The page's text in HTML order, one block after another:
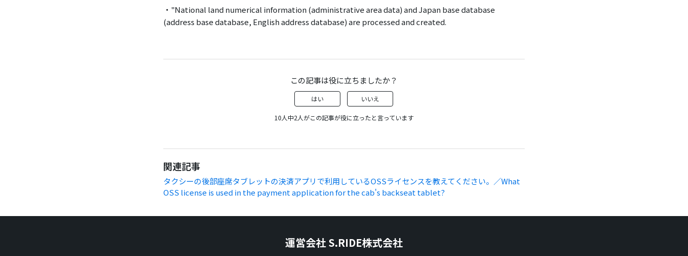
・"National land numerical information (administrative area data) and Japan base database
(address base database, English address database) are processed and created.
この記事は役に立ちましたか？
はい いいえ
10人中2人がこの記事が役に立ったと言っています
関連記事
タクシーの後部座席タブレットの決済アプリで利用しているOSSライセンスを教えてください。／What
OSS license is used in the payment application for the cab's backseat tablet?
運営会社 S.RIDE株式会社